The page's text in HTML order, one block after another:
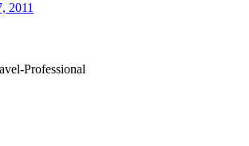
2011